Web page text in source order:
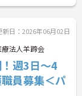
新日：2026年06月02日
療法人羊蹄会
！週3日～4
員募集＜パ